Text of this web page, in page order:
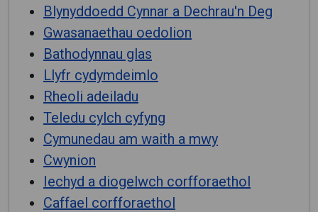
Blynyddoedd Cynnar a Dechrau'n Deg
Gwasanaethau oedolion
Bathodynnau glas
Llyfr cydymdeimlo
Rheoli adeiladu
Teledu cylch cyfyng
Cymunedau am waith a mwy
Cwynion
Iechyd a diogelwch corfforaethol
Caffael corfforaethol